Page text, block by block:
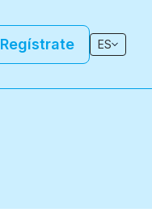
Regístrate ES